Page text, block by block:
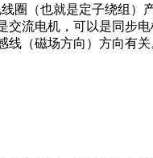
圈（也就是定子绕组
流电机，可以是同步
（磁场方向）方向有